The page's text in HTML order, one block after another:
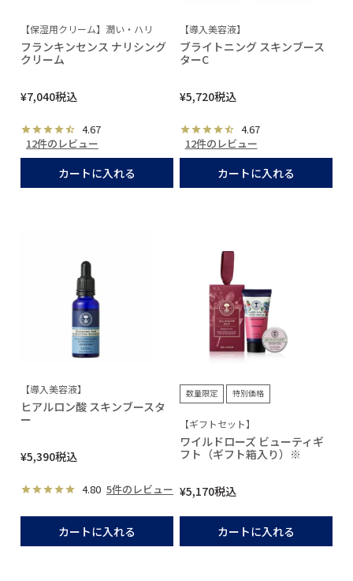
【保湿用クリーム】潤い・ハリ
フランキンセンス ナリシング
クリーム
¥7,040税込
4.67
12件のレビュー
カートに入れる
【導入美容液】
ブライトニング スキンブース
ターC
¥5,720税込
4.67
12件のレビュー
カートに入れる
【導入美容液】
ヒアルロン酸 スキンブースタ
ー
¥5,390税込
4.80 5件のレビュー
カートに入れる
数量限定 特別価格
【ギフトセット】
ワイルドローズ ビューティギ
フト（ギフト箱入り）※
¥5,170税込
カートに入れる